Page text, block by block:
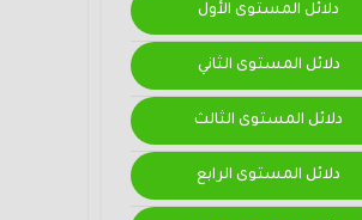
دلائل المستوى الأول
دلائل المستوى الثاني
دلائل المستوى الثالث
دلائل المستوى الرابع